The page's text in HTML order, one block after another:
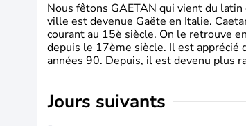
Nous fêtons GAETAN qui vient du
ville est devenue Gaëte en Italie.
courant au 15è siècle. On le retrouve
depuis le 17ème siècle. Il est apprécié
années 90. Depuis, il est devenu plus
jours suivants